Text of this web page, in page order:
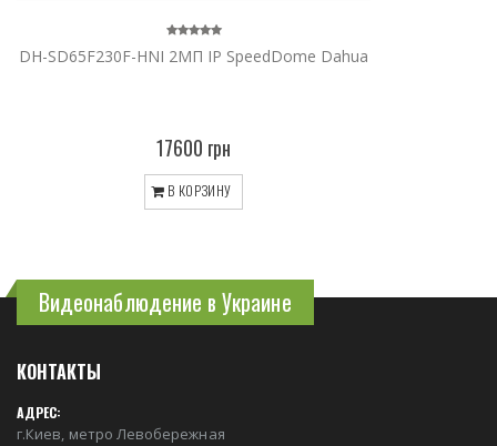
DH-SD65F230F-HNI 2МП IP SpeedDome Dahua
17600 грн
В КОРЗИНУ
Видеонаблюдение в Украине
КОНТАКТЫ
АДРЕС:
г.Киев, метро Левобережная